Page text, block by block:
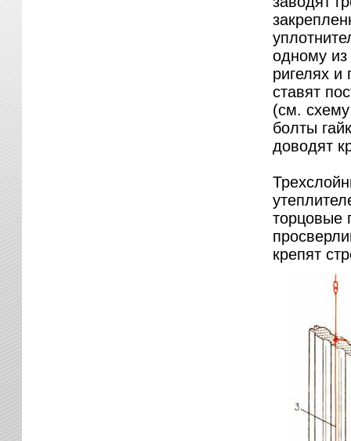
одному из
ригелях и
ставят
(см.
болты
доводят
торцовые
крепят